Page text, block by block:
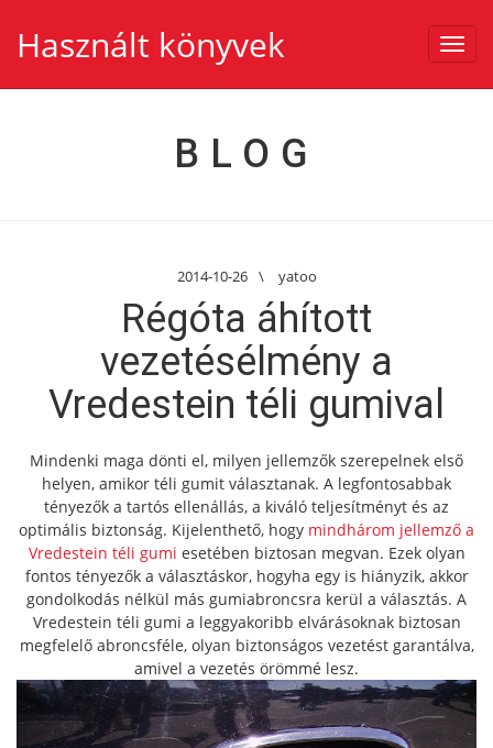
Használt könyvek
BLOG
2014-10-26 \ yatoo
Régóta áhított
vezetésélmény a
Vredestein téli gumival
Mindenki maga dönti el, milyen jellemzők szerepelnek első
helyen, amikor téli gumit választanak. A legfontosabbak
tényezők a tartós ellenállás, a kiváló teljesítményt és az
optimális biztonság. Kijelenthető, hogy mindhárom jellemző a
Vredestein téli gumi esetében biztosan megvan. Ezek olyan
fontos tényezők a választáskor, hogyha egy is hiányzik, akkor
gondolkodás nélkül más gumiabroncsra kerül a választás. A
Vredestein téli gumi a leggyakoribb elvárásoknak biztosan
megfelelő abroncsféle, olyan biztonságos vezetést garantálva,
amivel a vezetés örömmé lesz.